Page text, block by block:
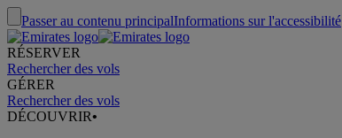
Passer au contenu principalInformations sur l'accessibilité
RÉSERVER
Rechercher des vols
GÉRER
Rechercher des vols
DÉCOUVRIR•